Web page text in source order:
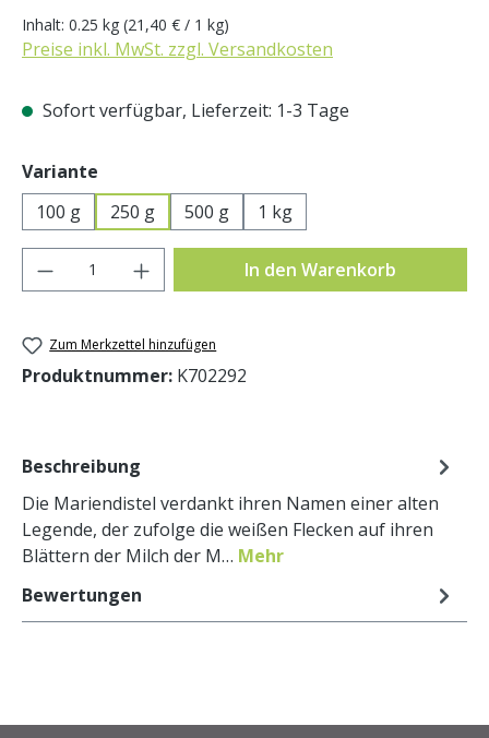
Inhalt: 0.25 kg (21,40 € / 1 kg)
Preise inkl. MwSt. zzgl. Versandkosten
Sofort verfügbar, Lieferzeit: 1-3 Tage
Variante
100 g
250 g 500 g 1 kg
Produkt Anzahl: Gib den gewünschten
In den Warenkorb
Zum Merkzettel hinzufügen
Produktnummer: K702292
Beschreibung
Die Mariendistel verdankt ihren Namen einer alten
Legende, der zufolge die weißen Flecken auf ihren
Blättern der Milch der M… Mehr
Bewertungen